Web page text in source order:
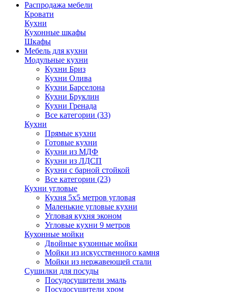
Распродажа мебели
Кровати
Кухни
Кухонные шкафы
Шкафы
Мебель для кухни
Модульные кухни
Кухни Бриз
Кухни Олива
Кухни Барселона
Кухни Бруклин
Кухни Гренада
Все категории (33)
Кухни
Прямые кухни
Готовые кухни
Кухни из МДФ
Кухни из ЛДСП
Кухни с барной стойкой
Все категории (23)
Кухни угловые
Кухня 5х5 метров угловая
Маленькие угловые кухни
Угловая кухня эконом
Угловые кухни 9 метров
Кухонные мойки
Двойные кухонные мойки
Мойки из искусственного камня
Мойки из нержавеющей стали
Сушилки для посуды
Посудосушители эмаль
Посудосушители хром